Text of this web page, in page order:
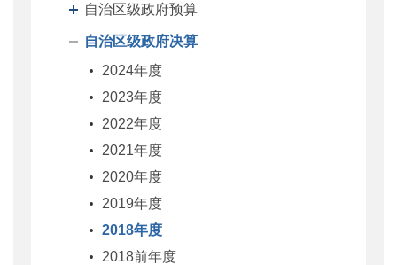
自治区级政府预算
自治区级政府决算
2024年度
2023年度
2022年度
2021年度
2020年度
2019年度
2018年度
2018前年度